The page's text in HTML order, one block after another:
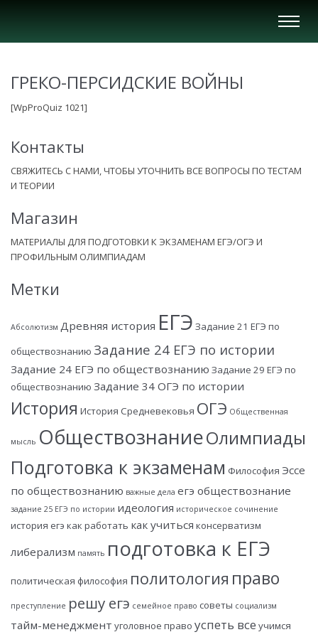
Вкл/
Выкл
ГРЕКО-ПЕРСИДСКИЕ ВОЙНЫ
[WpProQuiz 1021]
Контакты
СВЯЖИТЕСЬ С НАМИ, ЧТОБЫ УТОЧНИТЬ ВСЕ ВОПРОСЫ ПО ТЕСТАМ
И ТЕОРИИ
Магазин
МАТЕРИАЛЫ ДЛЯ ПОДГОТОВКИ К ЭКЗАМЕНАМ ЕГЭ/ОГЭ И
ПРОФИЛЬНЫМ ОЛИМПИАДАМ
Метки
Абсолютизм Древняя история ЕГЭ Задание 21 ЕГЭ по
обществознанию Задание 24 ЕГЭ по истории
Задание 24 ЕГЭ по обществознанию Задание 29 ЕГЭ по
обществознанию Задание 34 ОГЭ по истории
История История Средневековья ОГЭ Общественная
мысль ОбществознаниеОлимпиады
Подготовка к экзаменам Философия Эссе
по обществознанию важные дела егэ обществознание
задание 25 ЕГЭ по истории идеология историческое сочинение
история егэ как работать как учиться консерватизм
либерализм память подготовка к ЕГЭ
политическая философия политология право
преступление решу егэ семейное право советы социализм
тайм-менеджмент уголовное право успеть все учимся